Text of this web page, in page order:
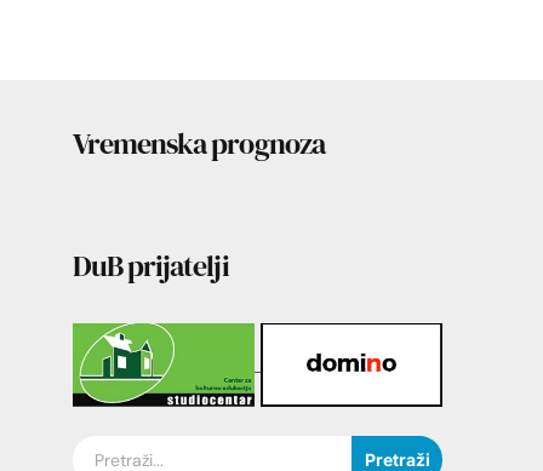
Vremenska prognoza
DuB prijatelji
Pretraži